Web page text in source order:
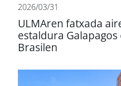
2026/03/31
ULMAren fatxada
estaldura
Brasilen